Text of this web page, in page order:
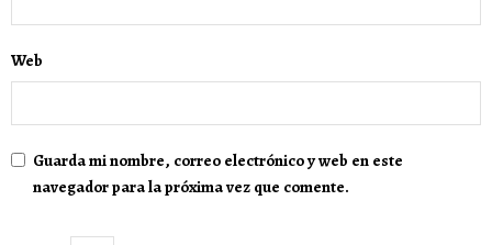
Web
Guarda mi nombre, correo electrónico y web en este
navegador para la próxima vez que comente.